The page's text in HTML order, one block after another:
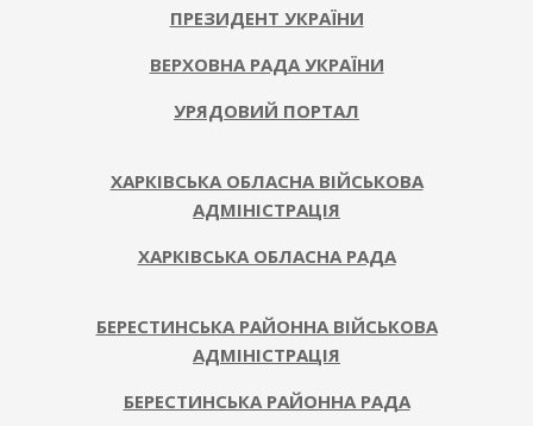
ПРЕЗИДЕНТ УКРАЇНИ
ВЕРХОВНА РАДА УКРАЇНИ
УРЯДОВИЙ ПОРТАЛ
ХАРКІВСЬКА ОБЛАСНА ВІЙСЬКОВА
АДМІНІСТРАЦІЯ
ХАРКІВСЬКА ОБЛАСНА РАДА
БЕРЕСТИНСЬКА РАЙОННА ВІЙСЬКОВА
АДМІНІСТРАЦІЯ
БЕРЕСТИНСЬКА РАЙОННА РАДА